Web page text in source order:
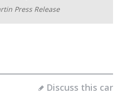
Press Release
Discuss this car